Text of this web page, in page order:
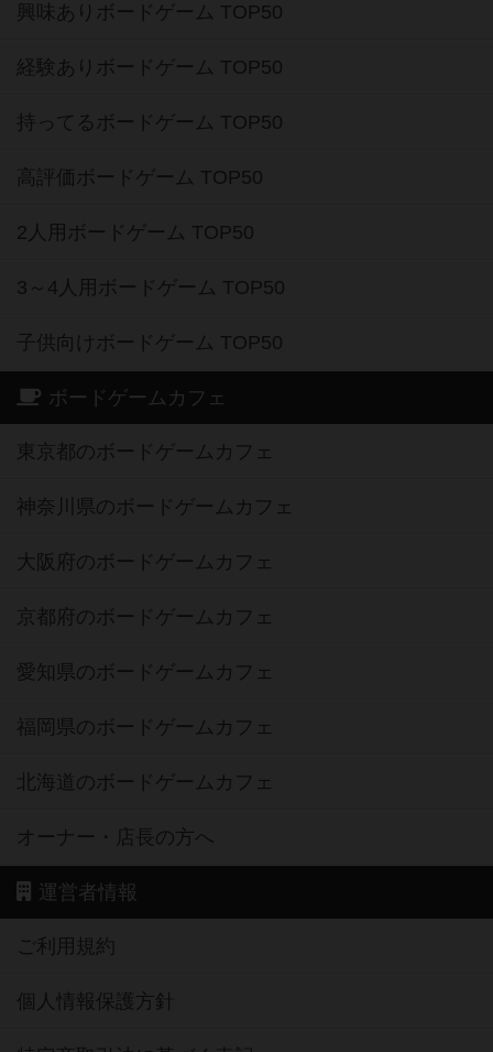
興味ありボードゲーム TOP50
経験ありボードゲーム TOP50
持ってるボードゲーム TOP50
高評価ボードゲーム TOP50
2人用ボードゲーム TOP50
3～4人用ボードゲーム TOP50
子供向けボードゲーム TOP50
ボードゲームカフェ
東京都のボードゲームカフェ
神奈川県のボードゲームカフェ
大阪府のボードゲームカフェ
京都府のボードゲームカフェ
愛知県のボードゲームカフェ
福岡県のボードゲームカフェ
北海道のボードゲームカフェ
オーナー・店長の方へ
運営者情報
ご利用規約
個人情報保護方針